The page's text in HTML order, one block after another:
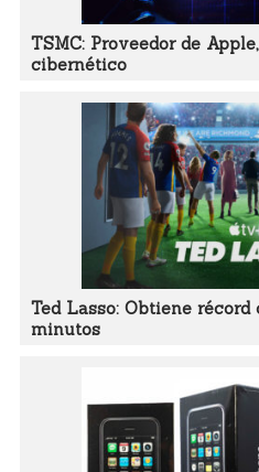
TSMC: Proveedor de
cibernético
Ted Lasso: Obtiene
minutos